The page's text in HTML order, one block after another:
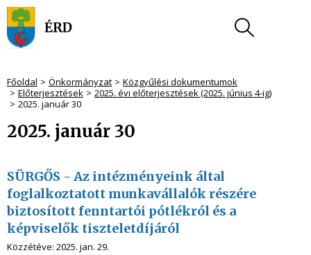
Főoldal Önkormányzat
Közgyűlési dokumentumok
Előterjesztések
2025. évi előterjesztések (2025. június 4-ig)
2025. január 30
2025. január 30
SÜRGŐS - Az intézményeink által
foglalkoztatott munkavállalók részére
biztosított fenntartói pótlékról és a
képviselők tiszteletdíjáról
Közzétéve: 2025. jan. 29.